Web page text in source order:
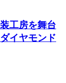
工房を舞台
イヤモンド